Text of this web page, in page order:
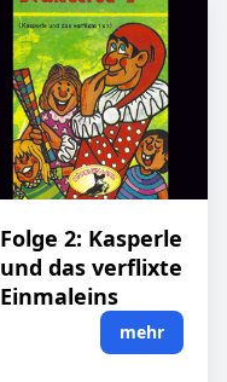
Folge 2: Kasperle
und das verflixte
Einmaleins
mehr